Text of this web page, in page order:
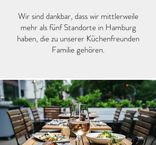
Wir sind dankbar, dass wir mittlerweile
mehr als fünf Standorte in Hamburg
haben, die zu unserer Küchenfreunden
Familie gehören.